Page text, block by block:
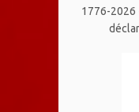
1776-2026